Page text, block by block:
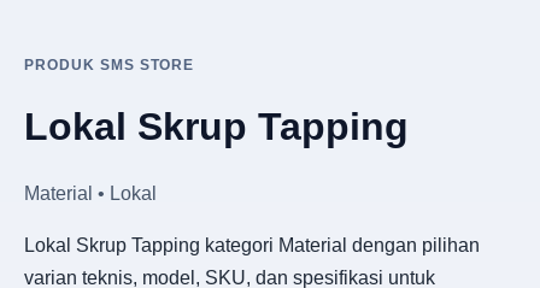
PRODUK SMS STORE
Lokal Skrup Tapping
Material • Lokal
Lokal Skrup Tapping kategori Material dengan pilihan
varian teknis, model, SKU, dan spesifikasi untuk